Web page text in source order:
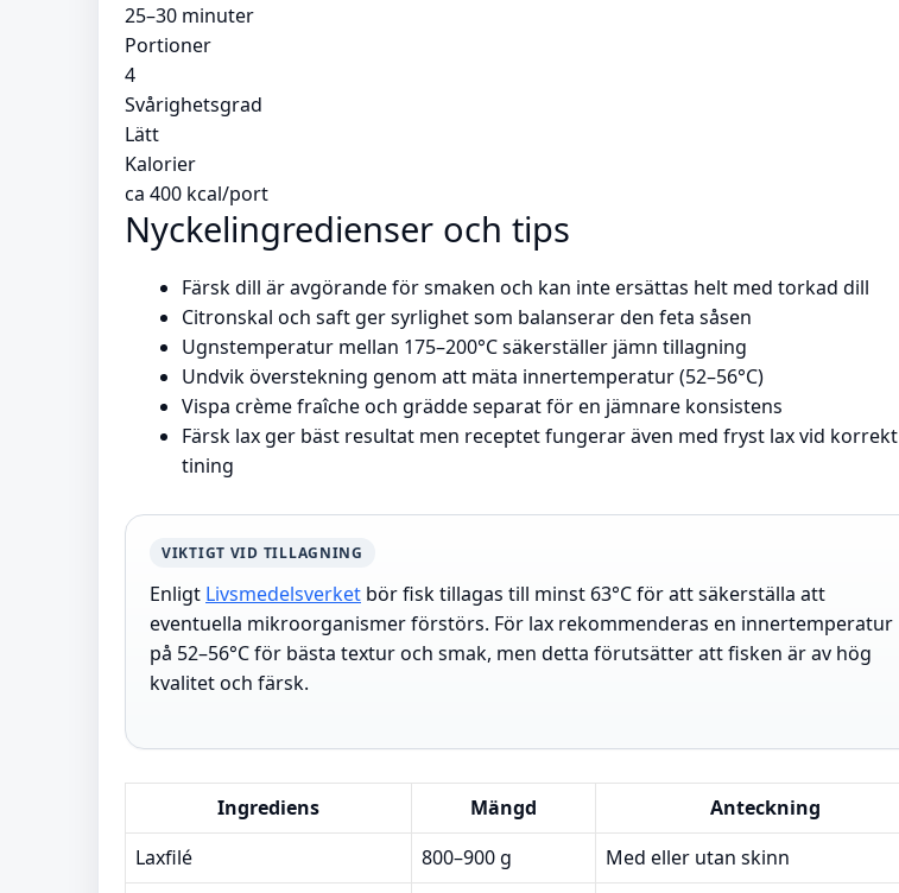
25–30 minuter
Portioner
4
Svårighetsgrad
Lätt
Kalorier
ca 400 kcal/port
Nyckelingredienser och tips
Färsk dill är avgörande för smaken och kan inte ersättas helt med torkad dill
Citronskal och saft ger syrlighet som balanserar den feta såsen
Ugnstemperatur mellan 175–200°C säkerställer jämn tillagning
Undvik överstekning genom att mäta innertemperatur (52–56°C)
Vispa crème fraîche och grädde separat för en jämnare konsistens
Färsk lax ger bäst resultat men receptet fungerar även med fryst lax vid korrekt
tining
VIKTIGT VID TILLAGNING
Enligt Livsmedelsverket bör fisk tillagas till minst 63°C för att säkerställa att
eventuella mikroorganismer förstörs. För lax rekommenderas en innertemperatur
på 52–56°C för bästa textur och smak, men detta förutsätter att fisken är av hög
kvalitet och färsk.
Ingrediens Mängd
Anteckning
Laxfilé
800–900 g
Med eller utan skinn